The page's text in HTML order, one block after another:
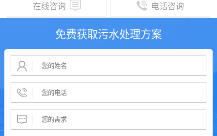
在线咨询 电话咨询
免费获取污水处理方案